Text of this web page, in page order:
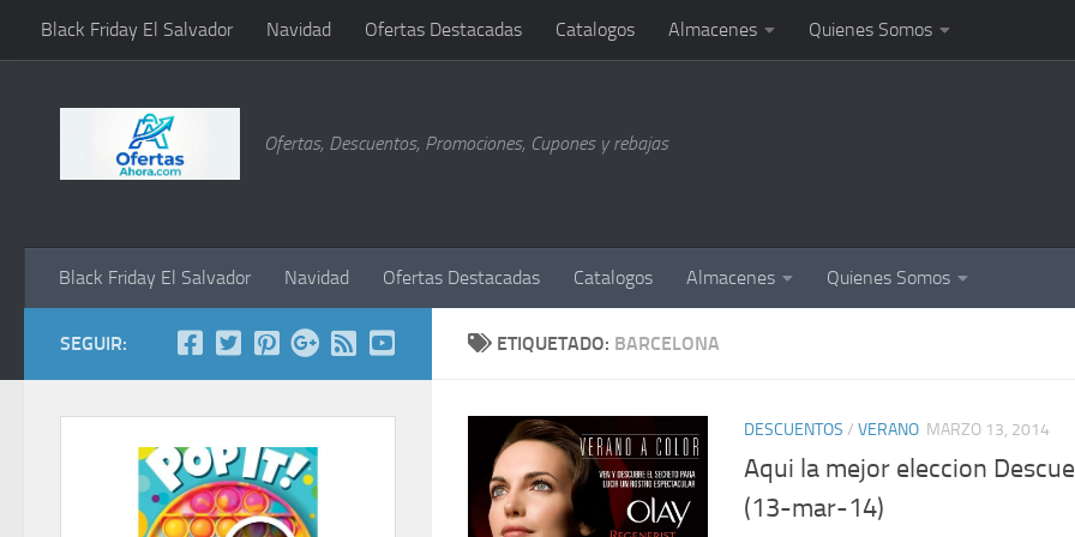
Saltar al contenido
Black Friday El Salvador Navidad Ofertas Destacadas Catalogos Almacenes Quienes Somos
Ofertas, Descuentos, Promociones, Cupones y rebajas
Black Friday El Salvador Navidad Ofertas Destacadas Catalogos Almacenes Quienes Somos
ETIQUETADO: BARCELONA
DESCUENTOS / VERANO MARZO 13, 2014
Aqui la mejor eleccion
(13-mar-14)
SEGUIR: